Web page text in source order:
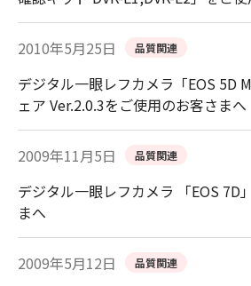
2010年5月25日 品質関連
デジタル一眼レフカメラ「EOS 5D
ェア Ver.2.0.3をご使用のお客さまへ
2009年11月5日 品質関連
デジタル一眼レフカメラ 「EOS 7D
まへ
2009年5月12日 品質関連